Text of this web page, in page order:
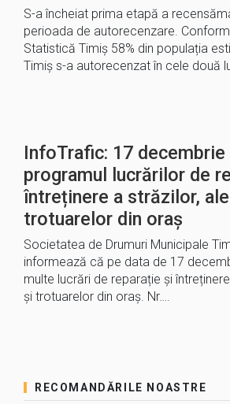
S-a încheiat prima etapă a
perioada de autorecenzare.
Statistică Timiș 58% din populația
Timiș s-a autorecenzat în cele două
InfoTrafic: 17 decembrie
programul lucrărilor de
întreținere a străzilor,
trotuarelor din oraș
Societatea de Drumuri Municipale
informează că pe data de 17
multe lucrări de reparație și
și trotuarelor din oraș. Nr….
RECOMANDĂRILE NOASTRE